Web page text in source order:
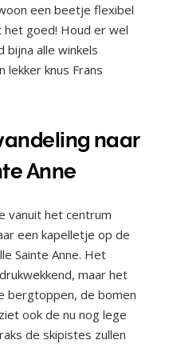
een beetje flexibel
het goed! Houd er wel
bijna alle winkels
lekker knus Frans
naar
Anne
vanuit het centrum
een kapelletje op de
Sainte Anne. Het
maar het
bergtoppen, de bomen
ook de nu nog lege
de skipistes zullen